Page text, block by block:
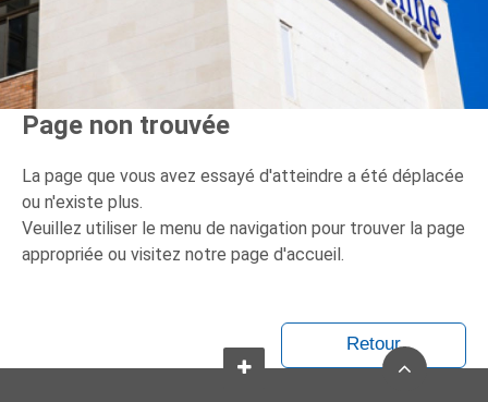
Page non trouvée
La page que vous avez essayé d'atteindre a été déplacée
ou n'existe plus.
Veuillez utiliser le menu de navigation pour trouver la page
appropriée ou visitez notre page d'accueil.
Retour